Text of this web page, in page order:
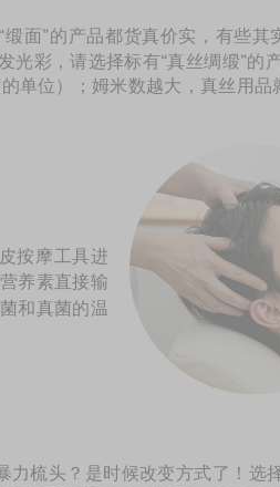
力梳头？是时候改变方式了！选
缎面”的产品都货真价实，有些其
光彩，请选择标有“真丝绸缎”的
单位）；姆米数越大，真丝用品
按摩工具进
养素直接输
和真菌的温